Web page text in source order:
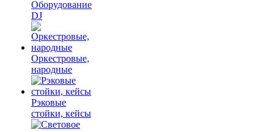
Оборудование
DJ
Оркестровые,
народные
Рэковые
стойки, кейсы